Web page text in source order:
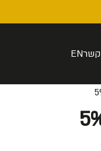
קשרEN